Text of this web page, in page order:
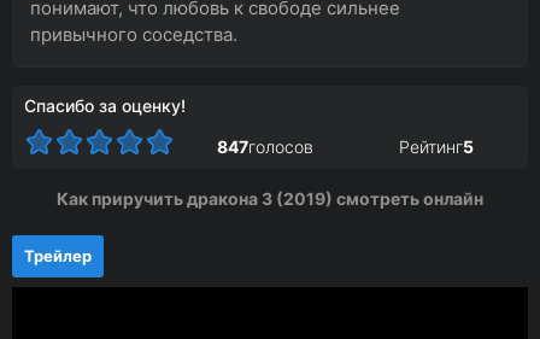
понимают, что любовь к свободе сильнее
привычного соседства.
Спасибо за оценку!
847голосов Рейтинг5
Как приручить дракона 3 (2019) смотреть онлайн
Трейлер